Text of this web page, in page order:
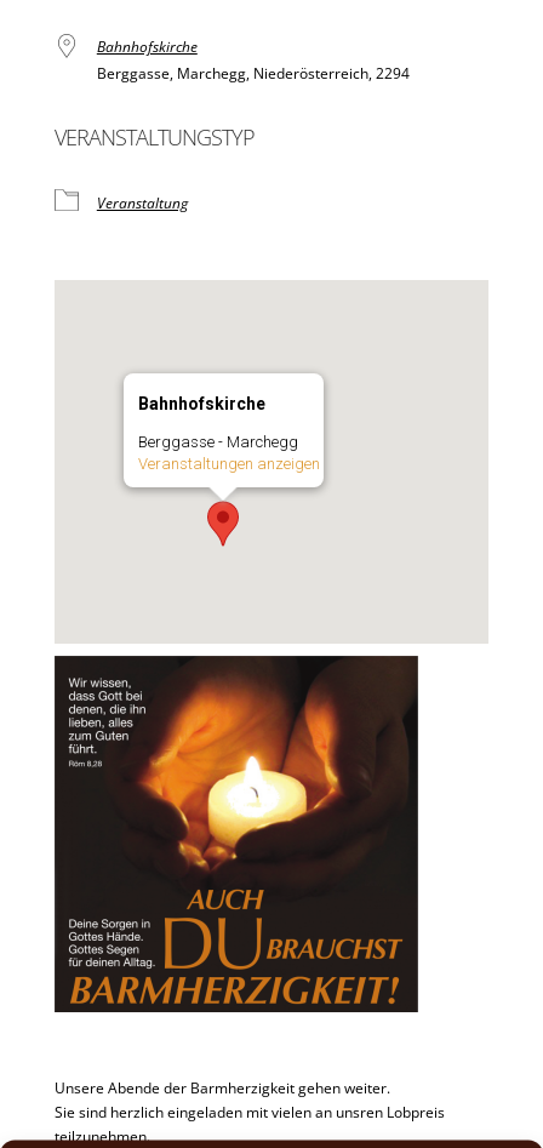
Bahnhofskirche
Berggasse, Marchegg, Niederösterreich, 2294
VERANSTALTUNGSTYP
Veranstaltung
Bahnhofskirche
Berggasse - Marchegg
Veranstaltungen anzeigen
Unsere Abende der Barmherzigkeit gehen weiter.
Sie sind herzlich eingeladen mit vielen an unsren Lobpreis
teilzunehmen.